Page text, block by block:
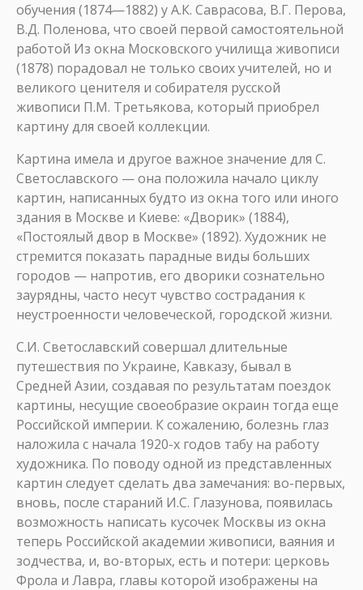
обучения (1874—1882) у А.К. Саврасова, В.Г. Перова,
В.Д. Поленова, что своей первой самостоятельной
работой Из окна Московского училища живописи
(1878) порадовал не только своих учителей, но и
великого ценителя и собирателя русской
живописи П.М. Третьякова, который приобрел
картину для своей коллекции.
Картина имела и другое важное значение для С.
Светославского — она положила начало циклу
картин, написанных будто из окна того или иного
здания в Москве и Киеве: «Дворик» (1884),
«Постоялый двор в Москве» (1892). Художник не
стремится показать парадные виды больших
городов — напротив, его дворики сознательно
заурядны, часто несут чувство сострадания к
неустроенности человеческой, городской жизни.
С.И. Светославский совершал длительные
путешествия по Украине, Кавказу, бывал в
Средней Азии, создавая по результатам поездок
картины, несущие своеобразие окраин тогда еще
Российской империи. К сожалению, болезнь глаз
наложила с начала 1920-х годов табу на работу
художника. По поводу одной из представленных
картин следует сделать два замечания: во-первых,
вновь, после стараний И.С. Глазунова, появилась
возможность написать кусочек Москвы из окна
теперь Российской академии живописи, ваяния и
зодчества, и, во-вторых, есть и потери: церковь
Фрола и Лавра, главы которой изображены на